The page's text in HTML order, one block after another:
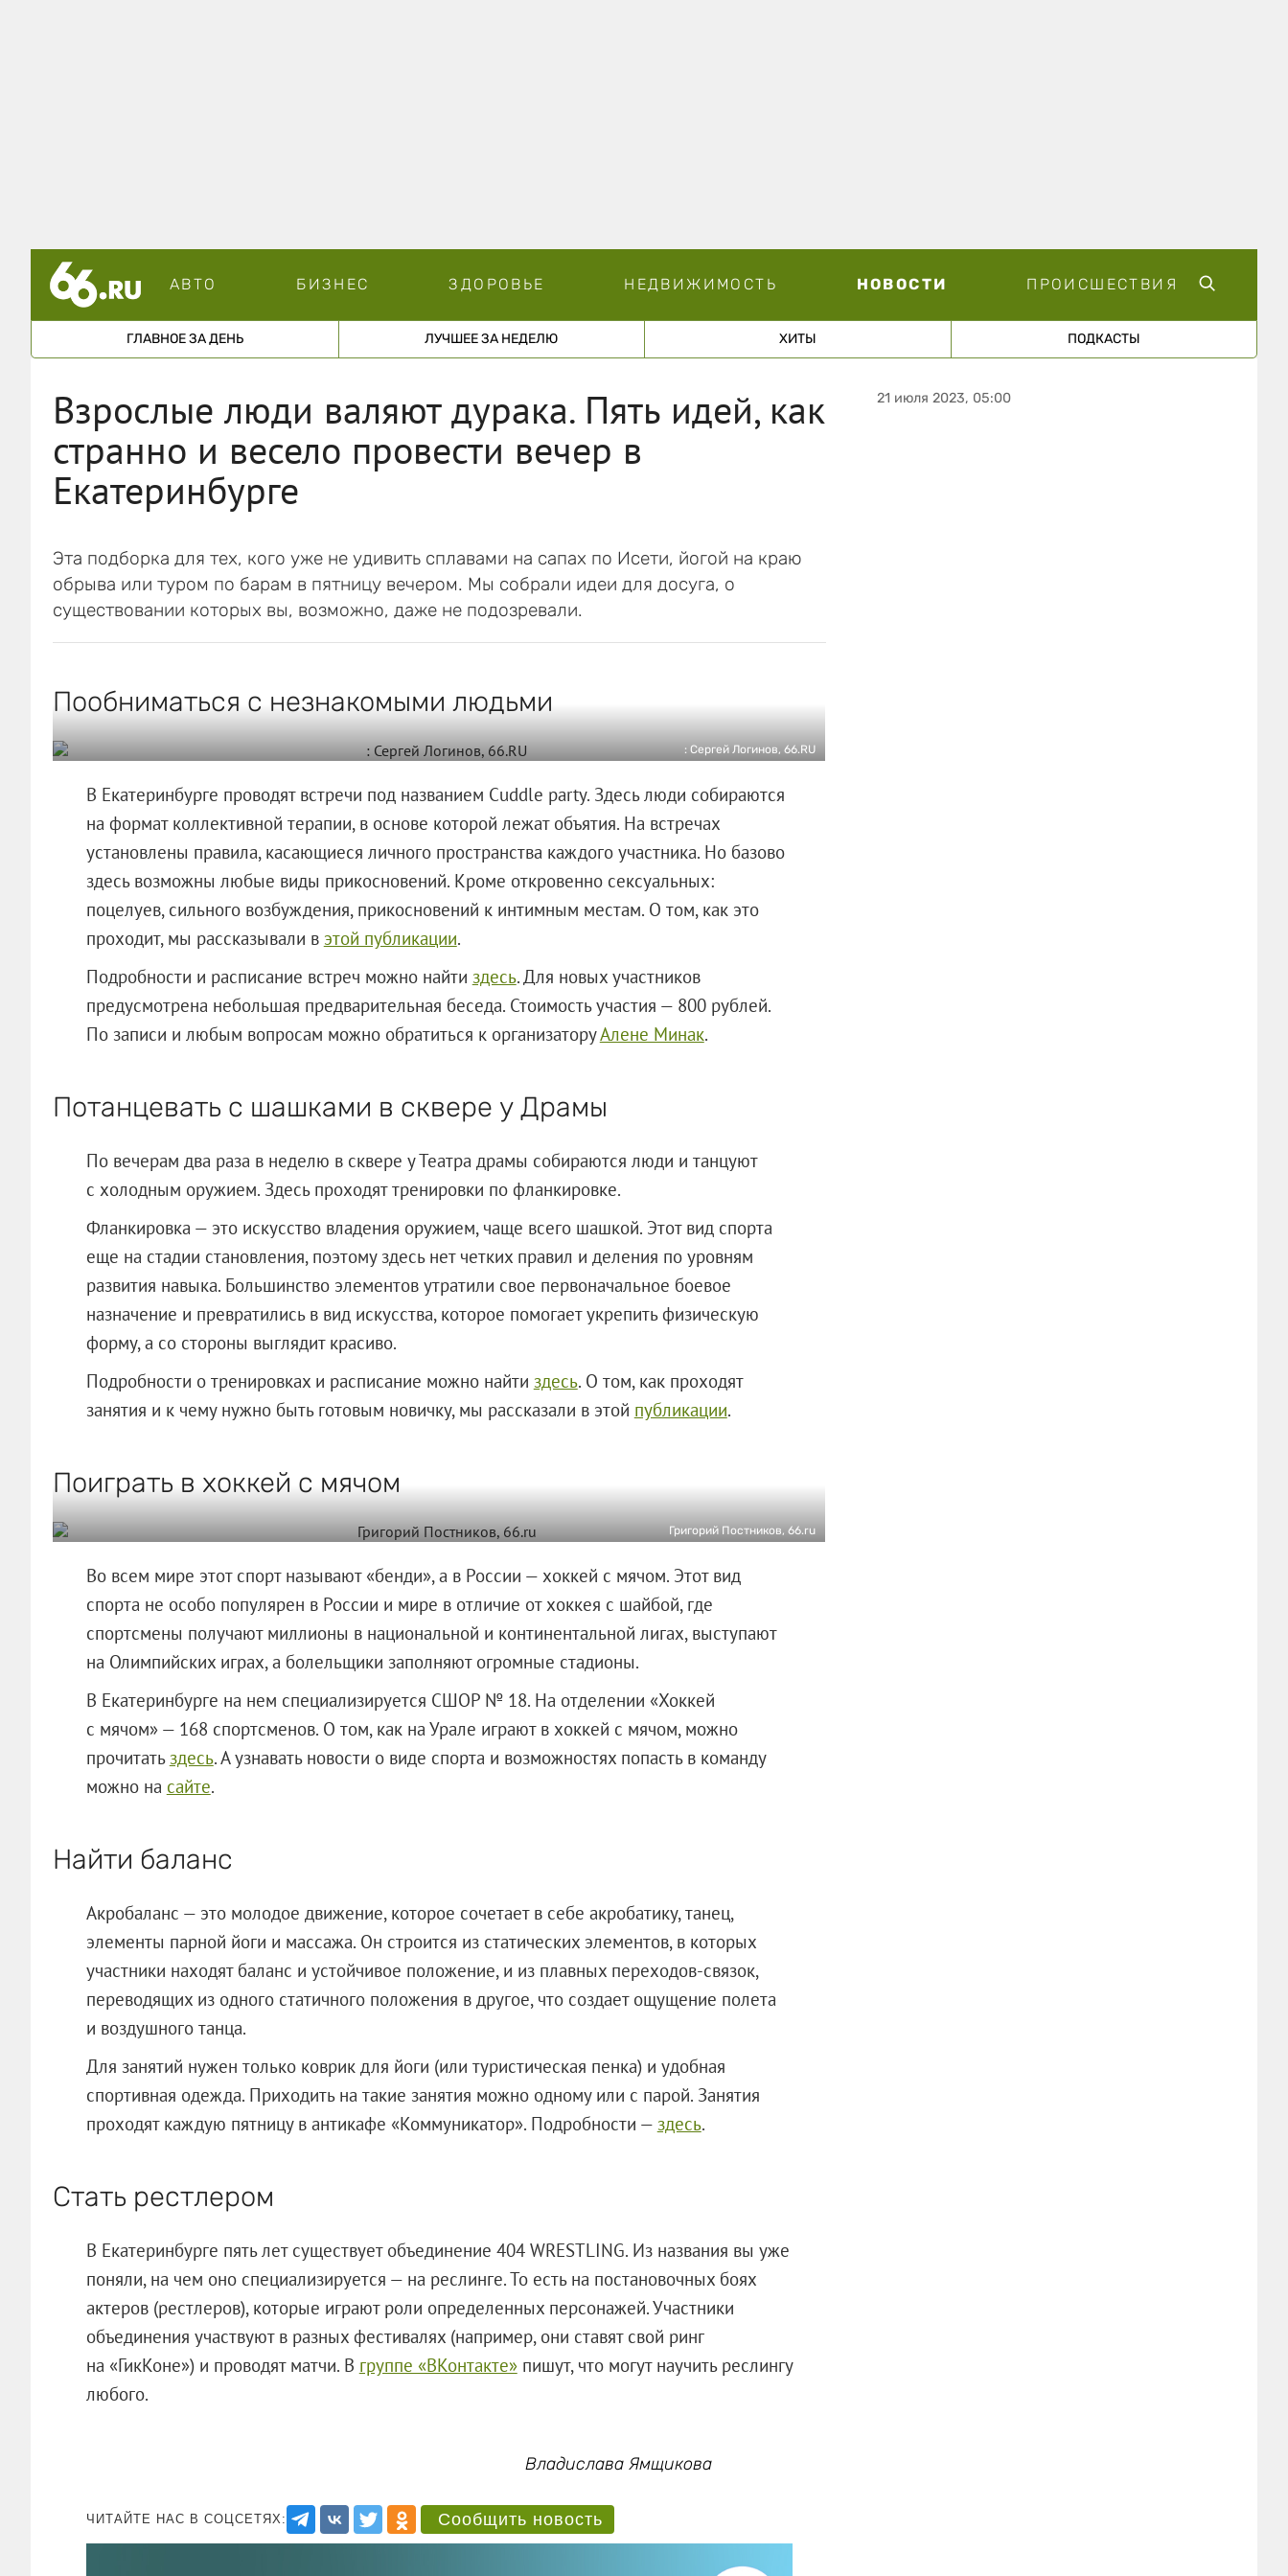
АВТО БИЗНЕС ЗДОРОВЬЕ НЕДВИЖИМОСТЬ НОВОСТИ ПРОИСШЕСТВИЯ
ГЛАВНОЕ ЗА ДЕНЬ ЛУЧШЕЕ ЗА НЕДЕЛЮ ХИТЫ ПОДКАСТЫ
Взрослые люди валяют дурака. Пять идей, как
странно и весело провести вечер в
Екатеринбурге
Эта подборка для тех, кого уже не удивить сплавами на сапах по Исети, йогой на краю
обрыва или туром по барам в пятницу вечером. Мы собрали идеи для досуга, о
существовании которых вы, возможно, даже не подозревали.
Пообниматься с незнакомыми людьми
: Сергей Логинов, 66.RU
В Екатеринбурге проводят встречи под названием Cuddle party. Здесь люди собираются
на формат коллективной терапии, в основе которой лежат объятия. На встречах
установлены правила, касающиеся личного пространства каждого участника. Но базово
здесь возможны любые виды прикосновений. Кроме откровенно сексуальных:
поцелуев, сильного возбуждения, прикосновений к интимным местам. О том, как это
проходит, мы рассказывали в этой публикации.
Подробности и расписание встреч можно найти здесь. Для новых участников
предусмотрена небольшая предварительная беседа. Стоимость участия — 800 рублей.
По записи и любым вопросам можно обратиться к организаторуАлене Минак.
Потанцевать с шашками в сквере у Драмы
По вечерам два раза в неделю в сквере у Театра драмы собираются люди и танцуют
с холодным оружием. Здесь проходят тренировки по фланкировке.
Фланкировка — это искусство владения оружием, чаще всего шашкой. Этот вид спорта
еще на стадии становления, поэтому здесь нет четких правил и деления по уровням
развития навыка. Большинство элементов утратили свое первоначальное боевое
назначение и превратились в вид искусства, которое помогает укрепить физическую
форму, а со стороны выглядит красиво.
Подробности о тренировках и расписание можно найти здесь. О том, как проходят
занятия и к чему нужно быть готовым новичку, мы рассказали в этой публикации.
Поиграть в хоккей с мячом
Григорий Постников, 66.ru
Во всем мире этот спорт называют «бенди», а в России — хоккей с мячом. Этот вид
спорта не особо популярен в России и мире в отличие от хоккея с шайбой, где
спортсмены получают миллионы в национальной и континентальной лигах, выступают
на Олимпийских играх, а болельщики заполняют огромные стадионы.
В Екатеринбурге на нем специализируется СШОР № 18. На отделении «Хоккей
с мячом» — 168 спортсменов. О том, как на Урале играют в хоккей с мячом, можно
прочитать здесь. А узнавать новости о виде спорта и возможностях попасть в команду
можно на сайте.
Найти баланс
Акробаланс — это молодое движение, которое сочетает в себе акробатику, танец,
элементы парной йоги и массажа. Он строится из статических элементов, в которых
участники находят баланс и устойчивое положение, и из плавных переходов-связок,
переводящих из одного статичного положения в другое, что создает ощущение полета
и воздушного танца.
Для занятий нужен только коврик для йоги (или туристическая пенка) и удобная
спортивная одежда. Приходить на такие занятия можно одному или с парой. Занятия
проходят каждую пятницу в антикафе «Коммуникатор». Подробности — здесь.
Стать рестлером
В Екатеринбурге пять лет существует объединение 404 WRESTLING. Из названия вы уже
поняли, на чем оно специализируется — на реслинге. То есть на постановочных боях
актеров (рестлеров), которые играют роли определенных персонажей. Участники
объединения участвуют в разных фестивалях (например, они ставят свой ринг
на «ГикКоне») и проводят матчи. В группе «ВКонтакте»пишут, что могут научить реслингу
любого.
Владислава Ямщикова
ЧИТАЙТЕ НАС В СОЦСЕТЯХ: Сообщить новость
21 июля 2023, 05:00